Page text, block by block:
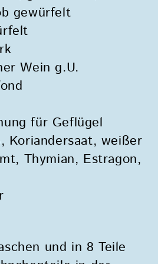
gewürfelt
Wein g.U.
für Geflügel
Koriandersaat, weißer
Thymian, Estragon,
und in 8 Teile